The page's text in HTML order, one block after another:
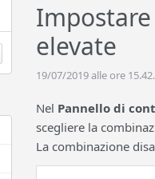
elevate
19/07/2019 alle ore
Nel Pannello di
scegliere la
La combinazione